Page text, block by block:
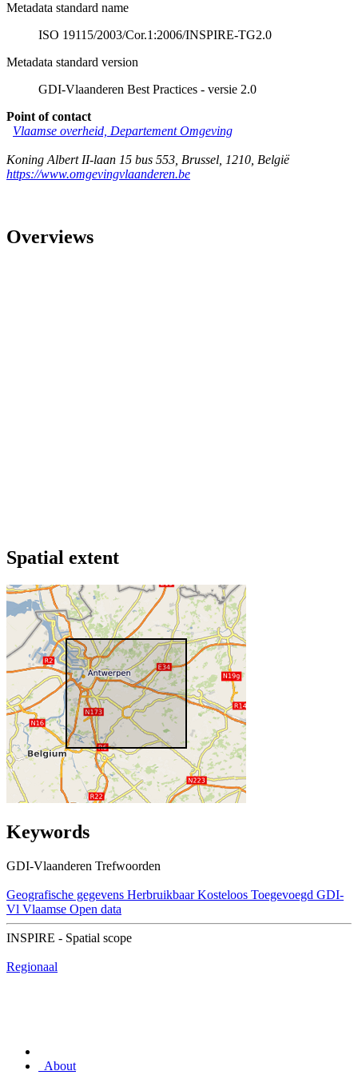
Metadata standard name
ISO 19115/2003/Cor.1:2006/INSPIRE-TG2.0
Metadata standard version
GDI-Vlaanderen Best Practices - versie 2.0
Point of contact
Vlaamse overheid, Departement Omgeving
Koning Albert II-laan 15 bus 553 Brussel 1210 België
https://www.omgevingvlaanderen.be
Overviews
Spatial extent
Keywords
GDI-Vlaanderen Trefwoorden
Geografische gegevens Herbruikbaar Kosteloos Toegevoegd GDI-
Vl Vlaamse Open data
INSPIRE - Spatial scope
Regionaal
About